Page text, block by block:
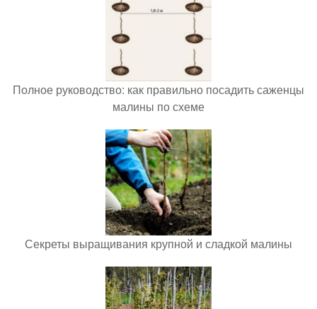
Полное руководство: как правильно посадить саженцы
малины по схеме
Секреты выращивания крупной и сладкой малины